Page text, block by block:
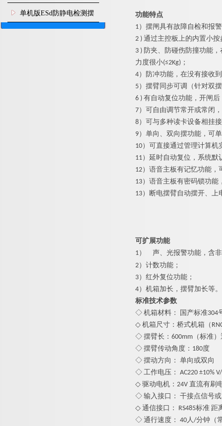
机
单机版ESd防静电检测摆
闸机
功能特点
1） 摆闸具有故障自检和报
2 ) 通过主控板上的内置小
3 ) 防夹、防碰伤防撞功能
力度很小(≤2Kg)；
4）防冲功能，在没有接收
5）摆臂同步可调（针对双
6 ) 有自动复位功能，开闸
7）可自由调节常开或常闭
8）可与多种读卡设备相挂
9）单向、双向摆功能，可
10）可直接通过管理计算机
11）延时自动复位，系统默
12）语音主板有记忆功能，
13）语音主板有密码锁功
13）断电摆臂自动摆开、
可扩展功能
1）
声、光报警功能，含
2）计数功能；
3）红外复位功能；
4）机箱加长，摆臂加长等。
标准技术参数
◇ 机箱材料： 国产标准304
◇ 机箱尺寸：桥式机箱（
◇ 摆臂长： 600mm（标准）
◇ 摆臂传动角度：180度
◇ 摆动方向： 单向或双向
◇ 工作电压： AC220 ±10% V/
◇ 驱动电机：24V 直流有刷
◇ 输入接口： 干接点信号或
◇ 通信接口： RS485标准 距
◇ 通行速度： 40人/分钟（